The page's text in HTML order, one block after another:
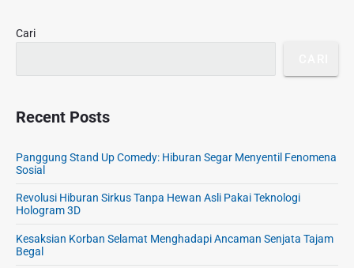
n
r
d
u
s
Cari
Recent Posts
Panggung Stand Up Comedy: Hiburan Segar Menyentil Fenomena
Sosial
Revolusi Hiburan Sirkus Tanpa Hewan Asli Pakai Teknologi
Hologram 3D
Kesaksian Korban Selamat Menghadapi Ancaman Senjata Tajam
Begal